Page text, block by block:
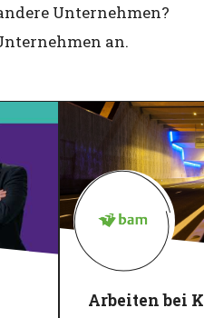
Unternehmen?
an.
Arbeiten bei